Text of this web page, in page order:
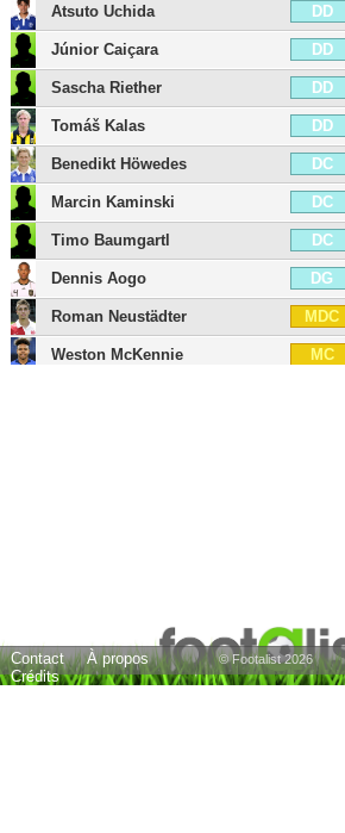
Atsuto Uchida DD
Júnior Caiçara DD
Sascha Riether DD
Tomáš Kalas DD
Benedikt Höwedes DC
Marcin Kaminski DC
Timo Baumgartl DC
Dennis Aogo DG
Roman Neustädter MDC
Weston McKennie MC
Contact
À propos
Crédits
© Footalist 2026